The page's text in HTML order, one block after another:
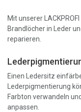
Mit unserer
Brandlöcher in Leder
reparieren.
Einen Ledersitz
Lederpigmentierung
Farbton verwandeln
anpassen.